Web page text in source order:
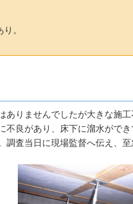
。
ありませんでしたが大きな施工
不良があり、床下に溜水がで
調査当日に現場監督へ伝え、